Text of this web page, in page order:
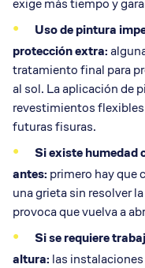
Uso depintura
protección extra:
tratamiento final para
al sol. La aplicación de
revestimientos
futuras fisuras.
Si existehumedad
antes: primero hay que
una grieta sin resolver
provoca que vuelva a
Si se requiere
altura: las